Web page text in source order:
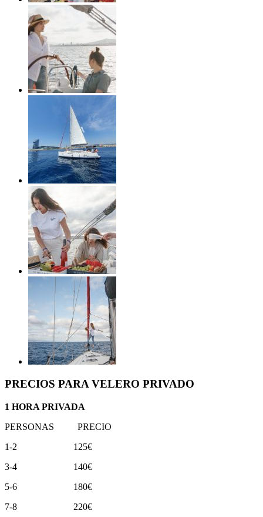
PRECIOS PARA VELERO PRIVADO
1 HORA PRIVADA
PERSONAS PRECIO
1-2 125€
3-4 140€
5-6 180€
7-8 220€